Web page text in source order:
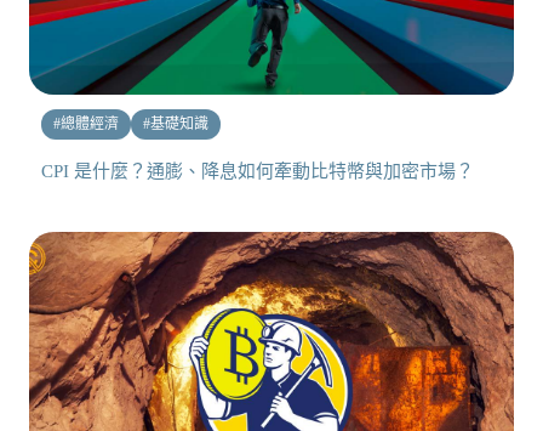
#總體經濟 #基礎知識
CPI 是什麼？通膨、降息如何牽動比特幣與加密市場？